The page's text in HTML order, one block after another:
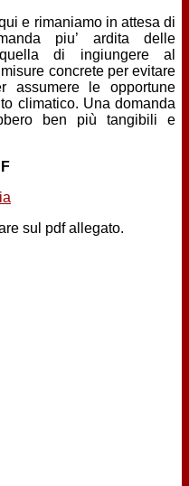
e rimaniamo in attesa di
piu’ ardita delle
di ingiungere al
concrete per evitare
assumere le opportune
climatico. Una domanda
ben più tangibili e
sul pdf allegato.